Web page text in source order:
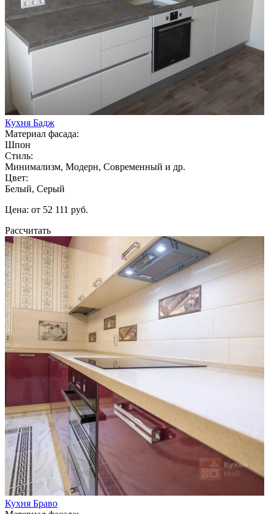
Кухня Бадж
Материал фасада:
Шпон
Стиль:
Минимализм, Модерн, Современный и др.
Цвет:
Белый, Серый
Цена: от 52 111 руб.
Рассчитать
Кухня Браво